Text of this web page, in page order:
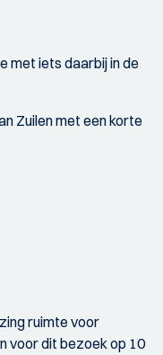
met iets daarbij in de
Zuilen met een korte
ruimte voor
voor dit bezoek op 10